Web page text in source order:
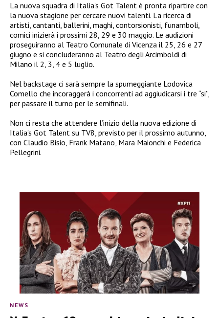
La nuova squadra di Italia’s Got Talent è pronta ripartire con
la nuova stagione per cercare nuovi talenti. La ricerca di
artisti, cantanti, ballerini, maghi, contorsionisti, funamboli,
comici inizierà i prossimi 28, 29 e 30 maggio. Le audizioni
proseguiranno al Teatro Comunale di Vicenza il 25, 26 e 27
giugno e si concluderanno al Teatro degli Arcimboldi di
Milano il 2, 3, 4 e 5 luglio.
Nel backstage ci sarà sempre la spumeggiante Lodovica
Comello che incoraggerà i concorrenti ad aggiudicarsi i tre “si”,
per passare il turno per le semifinali.
Non ci resta che attendere l’inizio della nuova edizione di
Italia’s Got Talent su TV8, previsto per il prossimo autunno,
con Claudio Bisio, Frank Matano, Mara Maionchi e Federica
Pellegrini.
NEWS